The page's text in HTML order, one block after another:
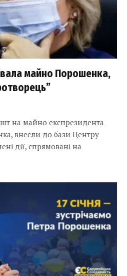
майно Порошенка,
на майно експрезидента
внесли до бази Центру
дії, спрямовані на